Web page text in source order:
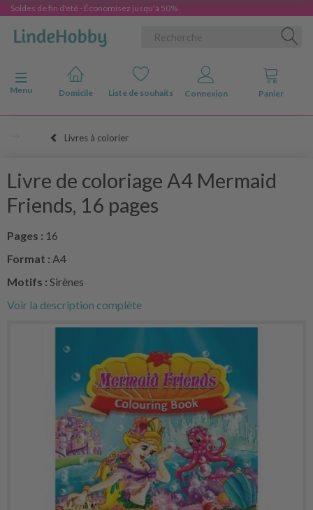
Soldes de fin d'été - Économisez jusqu'à 50%
Basculer la navigation
Menu
Domicile Liste de souhaits Connexion Panier
Livres à colorier
Livre de coloriage A4 Mermaid
Friends, 16 pages
Pages : 16
Format : A4
Motifs : Sirènes
Voir la description complète